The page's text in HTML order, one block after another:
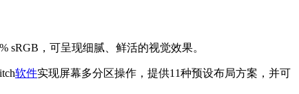
sRGB，可呈现细腻、鲜活的视觉效果。
软件实现屏幕多分区操作，提供11种预设布局方案，并可